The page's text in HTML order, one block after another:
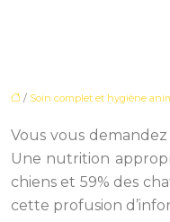
/ Soin complet et hygiène
Vous vous
Une nutrition
chiens et 59% des
cette profusion